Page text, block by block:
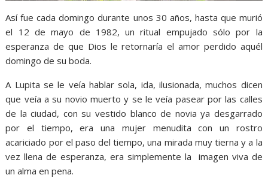
Así fue cada domingo durante unos 30 años, hasta que murió
el 12 de mayo de 1982, un ritual empujado sólo por la
esperanza de que Dios le retornaría el amor perdido aquél
domingo de su boda.
A Lupita se le veía hablar sola, ida, ilusionada, muchos dicen
que veía a su novio muerto y se le veía pasear por las calles
de la ciudad, con su vestido blanco de novia ya desgarrado
por el tiempo, era una mujer menudita con un rostro
acariciado por el paso del tiempo, una mirada muy tierna y a la
vez llena de esperanza, era simplemente la imagen viva de
un alma en pena.